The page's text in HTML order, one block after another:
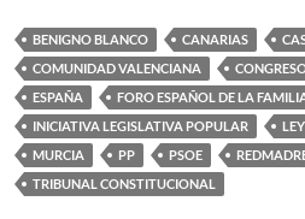
BENIGNO BLANCO CANARIAS
COMUNIDAD VALENCIANA
ESPAÑA
FORO ESPAÑOL DE LA
INICIATIVA LEGISLATIVA POPULAR
MURCIA
PP PSOE
TRIBUNAL CONSTITUCIONAL